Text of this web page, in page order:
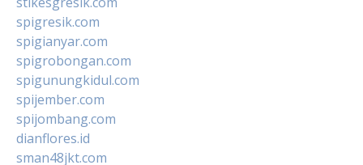
spigresik.com
spigianyar.com
spigrobongan.com
spigunungkidul.com
spijember.com
spijombang.com
dianflores.id
sman48jkt.com